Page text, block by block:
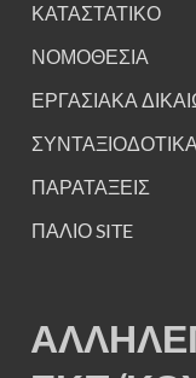
ΚΑΤΑΣΤΑΤΙΚΟ
ΝΟΜΟΘΕΣΙΑ
ΕΡΓΑΣΙΑΚΑ
ΣΥΝΤΑΞΙΟΔΟΤΙΚΑ
ΠΑΡΑΤΑΞΕΙΣ
ΠΑΛΙΟ SITE